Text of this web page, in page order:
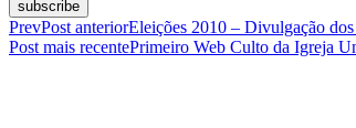
subscribe
PrevPost anteriorEleições 2010 – Divulgação
Post mais recentePrimeiro Web Culto da Igreja